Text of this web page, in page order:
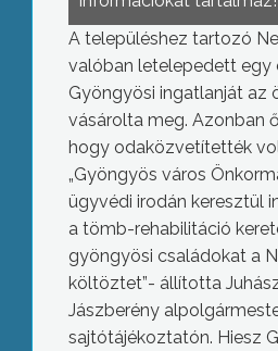
A településhez tartozó
valóban letelepedett egy
Gyöngyösi ingatlanját az
vásárolta meg. Azonban
hogy odaközvetítették
„Gyöngyös város
ügyvédi irodán keresztül
a tömb-rehabilitáció
gyöngyösi családokat a
költöztet”- állította
Jászberény
sajtótájékoztatón. Hiesz